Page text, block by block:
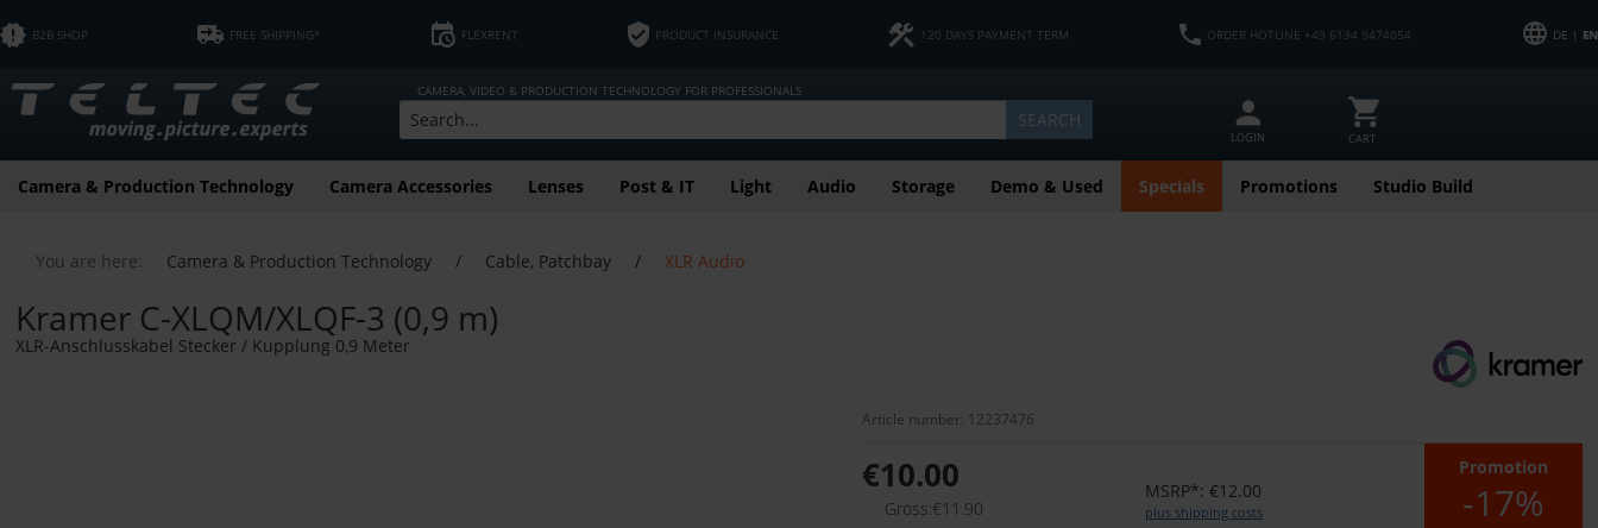
B2B SHOP FREE SHIPPING* FLEXRENT PRODUCT INSURANCE 120 DAYS PAYMENT TERM ORDER HOTLINE +49 6134 9474054 DE | EN
CAMERA, VIDEO & PRODUCTION TECHNOLOGY FOR PROFESSIONALS
SEARCH
LOGIN CART
Camera & Production Technology Camera Accessories Lenses Post & IT Light Audio Storage Demo & Used Specials Promotions Studio Build
You are here: Camera & Production Technology / Cable, Patchbay / XLR Audio
Kramer C-XLQM/XLQF-3 (0,9 m)
XLR-Anschlusskabel Stecker / Kupplung 0,9 Meter
Article number: 12237476
€10.00
Gross:€11.90
MSRP*: €12.00
plus shipping costs
Promotion
-17%